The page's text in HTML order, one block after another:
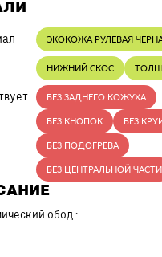
обод :
ЭКОКОЖА РУЛЕВАЯ
НИЖНИЙ СКОС
БЕЗ ЗАДНЕГО КОЖУХА
БЕЗ КНОПОК БЕЗ
БЕЗ ПОДОГРЕВА
БЕЗ ЦЕНТРАЛЬНОЙ ЧАСТИ